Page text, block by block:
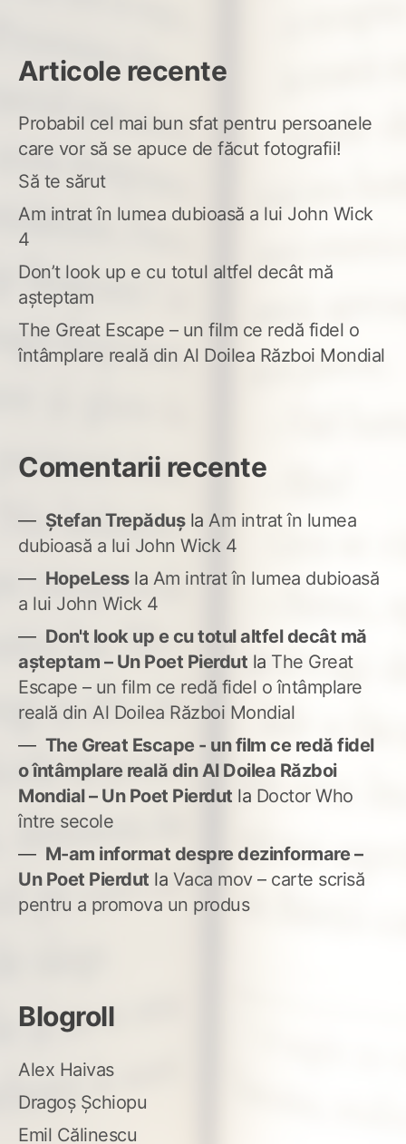
Articole recente
Probabil cel mai bun sfat pentru persoanele
care vor să se apuce de făcut fotografii!
Să te sărut
Am intrat în lumea dubioasă a lui John Wick
4
Don’t look up e cu totul altfel decât mă
așteptam
The Great Escape – un film ce redă fidel o
întâmplare reală din Al Doilea Război Mondial
Comentarii recente
Ștefan Trepădușla Am intrat în lumea
dubioasă a lui John Wick 4
HopeLessla Am intrat în lumea dubioasă
a lui John Wick 4
Don't look up e cu totul altfel decât mă
așteptam – Un Poet Pierdut la The Great
Escape – un film ce redă fidel o întâmplare
reală din Al Doilea Război Mondial
The Great Escape - un film ce redă fidel
o întâmplare reală din Al Doilea Război
Mondial – Un Poet Pierdut la Doctor Who
între secole
M-am informat despre dezinformare –
Un Poet Pierdut la Vaca mov – carte scrisă
pentru a promova un produs
Blogroll
Alex Haivas
Dragoș Șchiopu
Emil Călinescu